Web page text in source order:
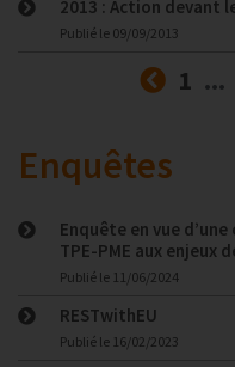
2013 : Action devant
Publié le 09/09/2013
1 ...
Enquêtes
Enquête en vue
TPE-PME aux enjeux
Publié le 11/06/2024
RESTwithEU
Publié le 16/02/2023